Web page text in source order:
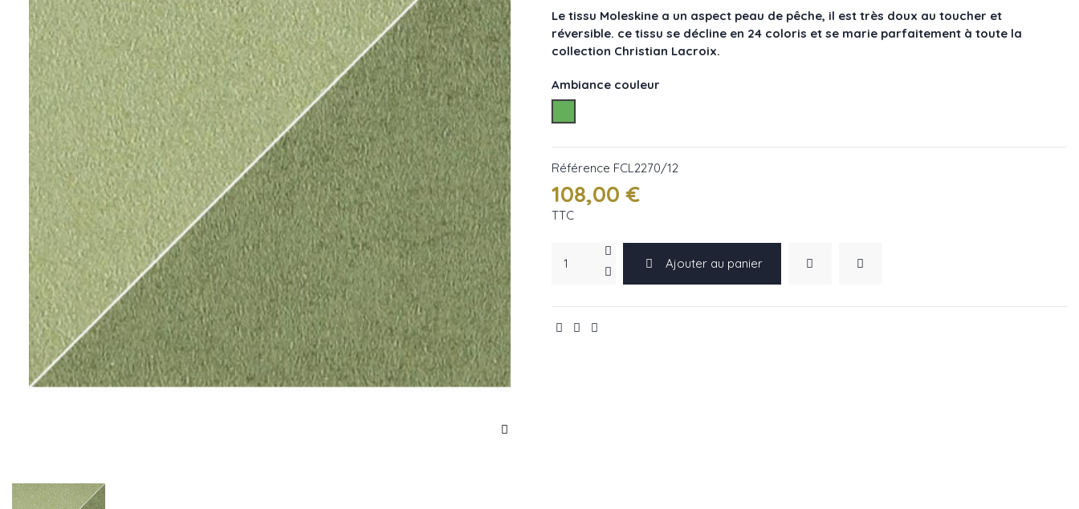
Le tissu Moleskine a un aspect peau de pêche, il est très doux au toucher et
réversible. ce tissu se décline en 24 coloris et se marie parfaitement à toute la
collection Christian Lacroix.
Ambiance couleur
Référence FCL2270/12
108,00 €
TTC
Ajouter au panier